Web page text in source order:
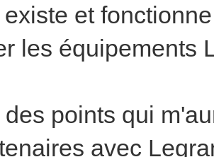
et
les équipements
points qui
avec